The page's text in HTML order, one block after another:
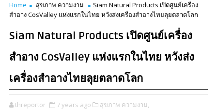
Home สุขภาพ ความงาม
Siam Natural Products เปิดศูนย์เครื่อง
สำอาง CosValley แห่งแรกในไทย หวังส่งเครื่องสำอางไทยลุยตลาดโลก
Siam Natural Products เปิดศูนย์เครื่อง
สำอาง CosValley แห่งแรกในไทย หวังส่ง
เครื่องสำอางไทยลุยตลาดโลก
threportor 7 years ago สุขภาพ ความงาม,